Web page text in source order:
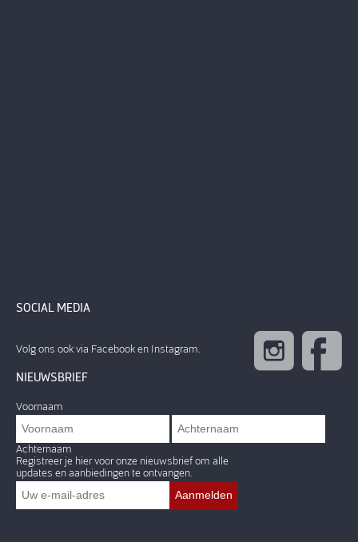
SOCIAL MEDIA
Volg ons ook via Facebook en Instagram.
NIEUWSBRIEF
Voornaam
Achternaam
Registreer je hier voor onze nieuwsbrief om alle
updates en aanbiedingen te ontvangen.